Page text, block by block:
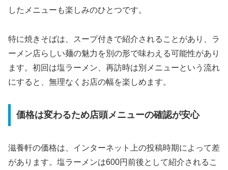
したメニューも楽しみのひとつです。
特に焼きそばは、スープ付きで紹介されることがあり、ラ
ーメン店らしい麺の魅力を別の形で味わえる可能性があり
ます。初回は塩ラーメン、再訪時は別メニューという流れ
にすると、無理なくお店の幅を楽しめます。
価格は変わるため店頭メニューの確認が安心
滋養軒の価格は、インターネット上の投稿時期によって差
があります。塩ラーメンは600円前後として紹介されるこ